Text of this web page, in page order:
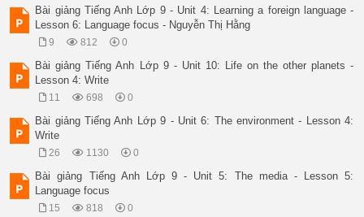
I. Vocabulary
* Answer the questions
1. What was a town crier?
2. How popular is the Kien Thuc Ngay Nay?
3. What benefits does TV bring about to people’s life ?
4. What kind of magazines and newspapers do you read?
5. What’s your favorite type of media? Why?
Unit 5: The media Lesson1: Getting started + Listen and
I. Vocabulary
* Lucky number
II. Listen and read
2
3
4
Bài giảng Tiếng Anh Lớp 9 - Unit 4: Learning a foreign language -
Lesson 6: Language focus - Nguyễn Thị Hằng
9 812 0
Bài giảng Tiếng Anh Lớp 9 - Unit 10: Life on the other planets -
Lesson 4: Write
11 698 0
Bài giảng Tiếng Anh Lớp 9 - Unit 6: The environment - Lesson 4:
Write
26 1130 0
Bài giảng Tiếng Anh Lớp 9 - Unit 5: The media - Lesson 5:
Language focus
15 818 0